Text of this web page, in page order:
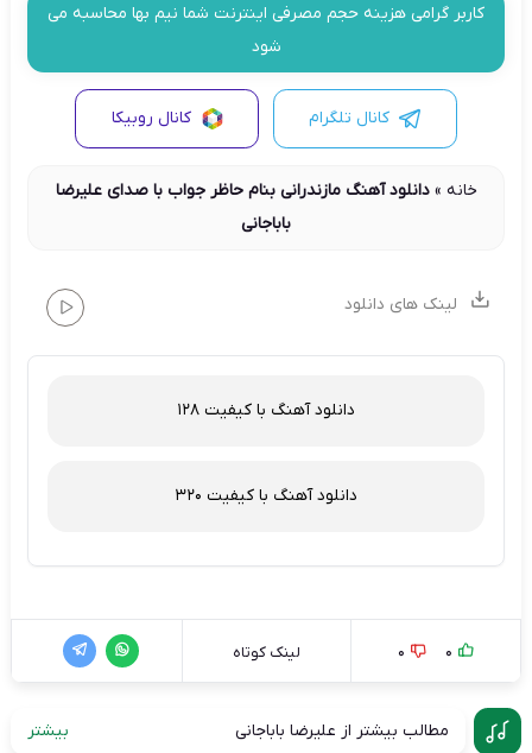
کاربر گرامی هزینه حجم مصرفی اینترنت شما نیم بها محاسبه می
شود
کانال تلگرام کانال روبیکا
خانه »دانلود آهنگ مازندرانی بنام حاظر جواب با صدای علیرضا
باباجانی
لینک های دانلود
دانلود آهنگ با کیفیت 128
دانلود آهنگ با کیفیت 320
0
0 لینک کوتاه
مطالب بیشتر از علیرضا باباجانی بیشتر